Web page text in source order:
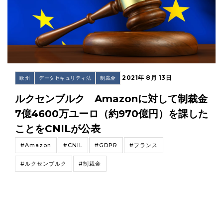
欧州 データセキュリティ法 制裁金 2021年 8月 13日
ルクセンブルク Amazonに対して制裁金
7億4600万ユーロ（約970億円）を課した
ことをCNILが公表
#Amazon #CNIL #GDPR #フランス
#ルクセンブルク #制裁金